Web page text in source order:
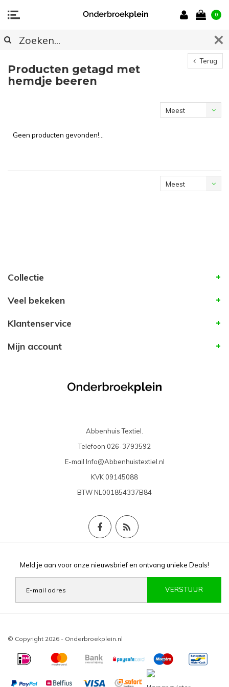
0
Terug
Producten getagd met
hemdje beeren
Meest
Geen producten gevonden!...
Meest
Collectie
Veel bekeken
Klantenservice
Mijn account
Abbenhuis Textiel.
Telefoon 026-3793592
E-mail Info@Abbenhuistextiel.nl
KVK 09145088
BTWNL001854337B84
Meld je aan voor onze nieuwsbrief en ontvang unieke Deals!
VERSTUUR
© Copyright 2026 - Onderbroekplein.nl